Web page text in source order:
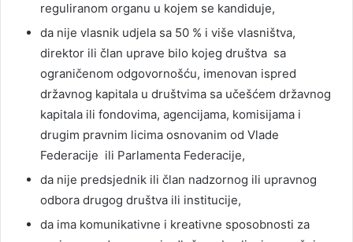
reguliranom organu u kojem se kandiduje,
da nije vlasnik udjela sa 50 % i više vlasništva,
direktor ili član uprave bilo kojeg društva sa
ograničenom odgovornošću, imenovan ispred
državnog kapitala u društvima sa učešćem državnog
kapitala ili fondovima, agencijama, komisijama i
drugim pravnim licima osnovanim od Vlade
Federacije ili Parlamenta Federacije,
da nije predsjednik ili član nadzornog ili upravnog
odbora drugog društva ili institucije,
da ima komunikativne i kreativne sposobnosti za